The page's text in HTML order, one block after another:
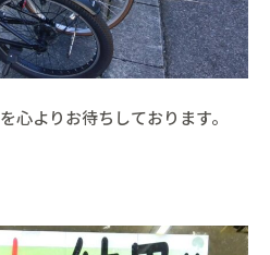
心よりお待ちしております。